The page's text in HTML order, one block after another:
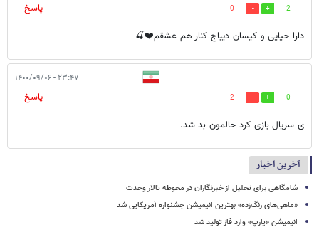
2
0
پاسخ
دارا حیایی و کیسان دیباج کنار هم عشقم❤️🍒
۲۳:۴۷ - ۱۴۰۰/۰۹/۰۶
0
2
پاسخ
ی سریال بازی کرد حالمون بد شد.
آخرین اخبار
شامگاهی برای تجلیل از خبرنگاران در محوطه تالار وحدت
«ماهی‌های زنگ‌زده» بهترین انیمیشن جشنواره آمریکایی شد
انیمیشن «یارپ» وارد فاز تولید شد